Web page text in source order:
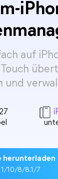
auf
und
herunterladen
10/8/8.1/7